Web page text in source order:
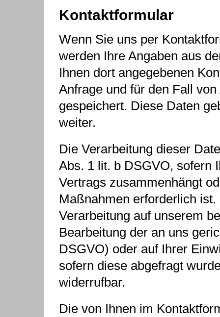
Kontaktformular
Wenn Sie uns per
werden Ihre Angaben aus
Ihnen dort angegebenen
Anfrage und für den Fall
gespeichert. Diese Daten
weiter.
Die Verarbeitung dieser
Abs. 1 lit. b DSGVO, sofern
Vertrags zusammenhängt
Maßnahmen erforderlich
Verarbeitung auf unserem
Bearbeitung der an uns
DSGVO) oder auf Ihrer
sofern diese abgefragt
widerrufbar.
Die von Ihnen im